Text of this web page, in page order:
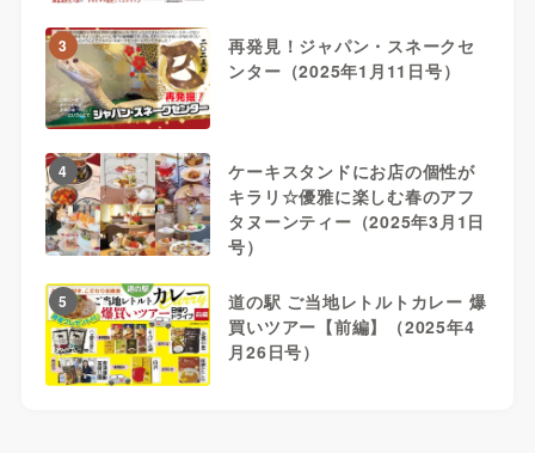
3
再発見！ジャパン・スネークセ
ンター（2025年1月11日号）
4
ケーキスタンドにお店の個性が
キラリ☆優雅に楽しむ春のアフ
タヌーンティー（2025年3月1日
号）
5
道の駅 ご当地レトルトカレー 爆
買いツアー【前編】（2025年4
月26日号）